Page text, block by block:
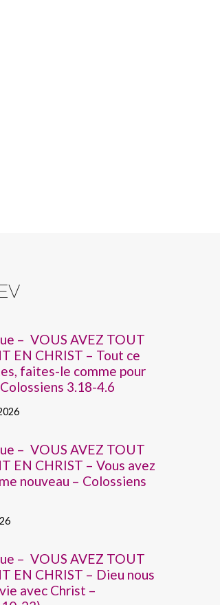
– VOUS AVEZ TOUT
EN CHRIST – Tout ce
faites-le comme pour
3.18-4.6
– VOUS AVEZ TOUT
EN CHRIST – Vous avez
nouveau – Colossiens
– VOUS AVEZ TOUT
EN CHRIST – Dieu nous
avec Christ –